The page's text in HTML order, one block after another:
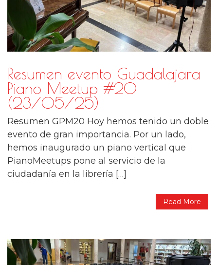
Resumen evento Guadalajara
Piano Meetup #20
(23/05/25)
Resumen GPM20 Hoy hemos tenido un doble
evento de gran importancia. Por un lado,
hemos inaugurado un piano vertical que
PianoMeetups pone al servicio de la
ciudadanía en la librería […]
Read More